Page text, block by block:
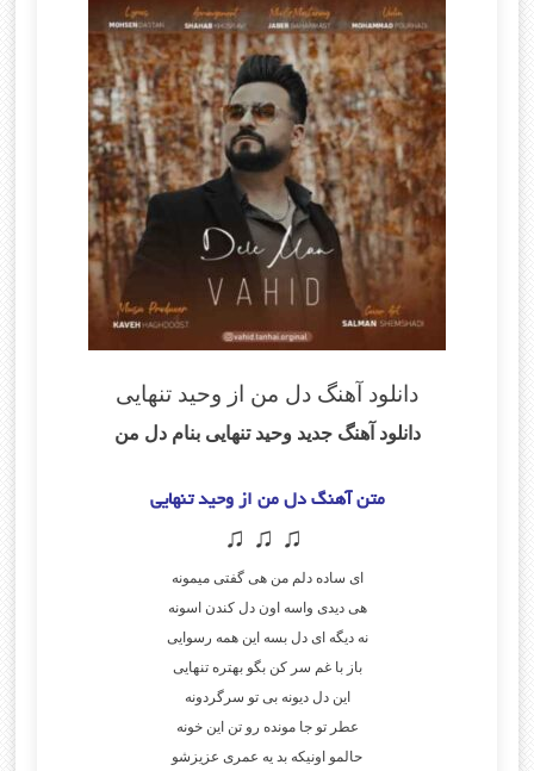
دانلود آهنگ دل من از وحید تنهایی
دانلود آهنگ جدید وحید تنهاییبنام دل من
متن آهنگ دل من از وحید تنهایی
♫ ♫ ♫
ای ساده دلم من هی گفتی میمونه
هی دیدی واسه اون دل کندن اسونه
نه دیگه ای دل بسه این همه رسوایی
باز با غم سر کن بگو بهتره تنهایی
این دل دیونه بی تو سرگردونه
عطر تو جا مونده رو تن این خونه
حالمو اونیکه بد یه عمری عزیزشو